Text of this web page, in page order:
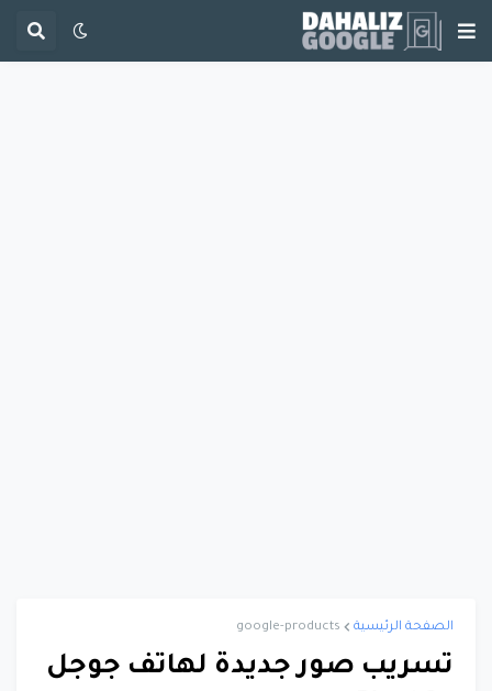
الصفحة الرئيسية google-products
تسريب صور جديدة لهاتف جوجل